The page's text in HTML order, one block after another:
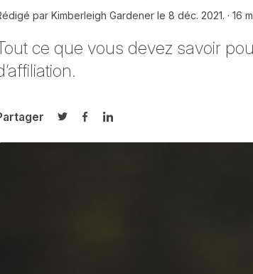
par Kimberleigh Gardener le 8 déc. 2021. 16
ce que vous devez savoir
Partager sur Twitter
Partager sur Facebook
Partager sur LinkedIn